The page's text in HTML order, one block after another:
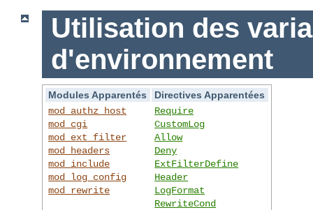
Utilisation des
d'environnement
Modules Apparentés
Directives Apparentées
mod_authz_host
mod_cgi
mod_ext_filter
mod_headers
mod_include
mod_log_config
mod_rewrite
Require
CustomLog
Allow
Deny
ExtFilterDefine
Header
LogFormat
RewriteCond